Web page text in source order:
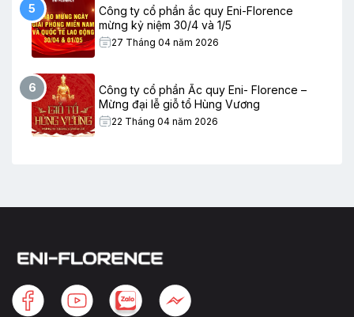
5
Công ty cổ phần ắc quy Eni-Florence
mừng kỷ niệm 30/4 và 1/5
27 Tháng 04 năm 2026
6
Công ty cổ phần Ắc quy Eni- Florence –
Mừng đại lễ giỗ tổ Hùng Vương
22 Tháng 04 năm 2026